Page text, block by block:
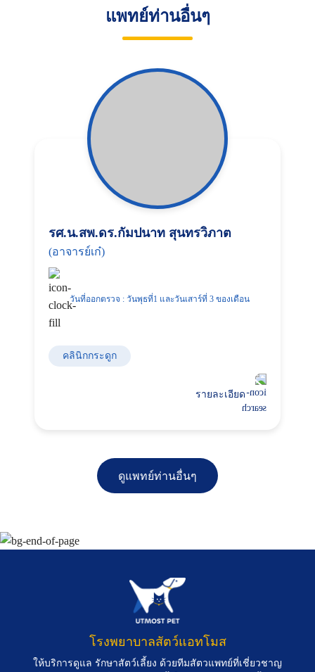
แพทย์ท่านอื่นๆ
รศ.น.สพ.ดร.กัมปนาท สุนทรวิภาต
(อาจารย์เก๋)
วันที่ออกตรวจ : วันพุธที่1 และวันเสาร์ที่ 3 ของเดือน
คลินิกกระดูก
รายละเอียด
ดูแพทย์ท่านอื่นๆ
โรงพยาบาลสัตว์แอทโมส
ให้บริการดูแล รักษาสัตว์เลี้ยง ด้วยทีมสัตวแพทย์ที่เชี่ยวชาญ